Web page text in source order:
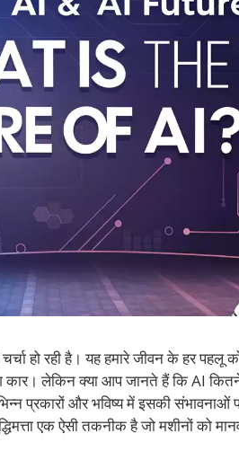
हो रही है। यह हमारे जीवन के हर पहलू को
कार। लेकिन क्या आप जानते हैं कि AI
प्रकारों और भविष्य में इसकी संभावनाओं
एक ऐसी तकनीक है जो मशीनों को